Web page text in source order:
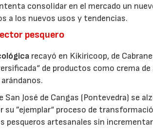
consolidar en el mercado un
a los nuevos usos y tendencias.
pesquero
recayó en Kikiricoop, de
de productos como crema
San José de Cangas (Pontevedra) se
su ”ejemplar“ proceso de
pesqueros artesanales sin